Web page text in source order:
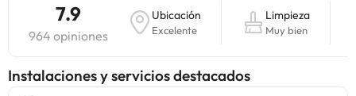
7.9
964 opiniones
Ubicación
Excelente
Limpieza
Muy bien
Instalaciones y servicios destacados